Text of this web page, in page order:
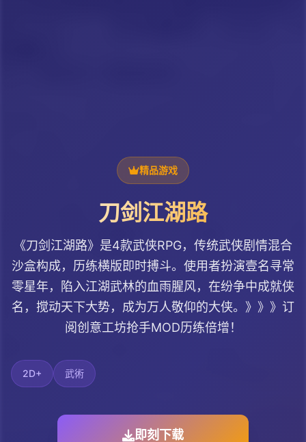
精品游戏
刀剑江湖路
《刀剑江湖路》是4款武侠RPG，传统武侠剧情混合
沙盒构成，历练横版即时搏斗。使用者扮演壹名寻常
零星年，陷入江湖武林的血雨腥风，在纷争中成就侠
名，搅动天下大势，成为万人敬仰的大侠。》》》订
阅创意工坊抢手MOD历练倍增！
2D+ 武術
即刻下载